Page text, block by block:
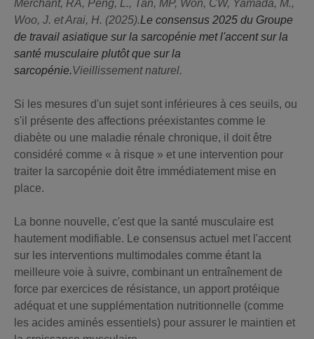
Merchant, RA, Peng, L., Tan, MP, Won, CW, Yamada, M.,
Woo, J. et Arai, H. (2025).Le consensus 2025 du Groupe
de travail asiatique sur la sarcopénie met l'accent sur la
santé musculaire plutôt que sur la
sarcopénie.Vieillissement naturel.
Si les mesures d'un sujet sont inférieures à ces seuils, ou
s'il présente des affections préexistantes comme le
diabète ou une maladie rénale chronique, il doit être
considéré comme « à risque » et une intervention pour
traiter la sarcopénie doit être immédiatement mise en
place.
La bonne nouvelle, c'est que la santé musculaire est
hautement modifiable. Le consensus actuel met l'accent
sur les interventions multimodales comme étant la
meilleure voie à suivre, combinant un entraînement de
force par exercices de résistance, un apport protéique
adéquat et une supplémentation nutritionnelle (comme
les acides aminés essentiels) pour assurer le maintien et